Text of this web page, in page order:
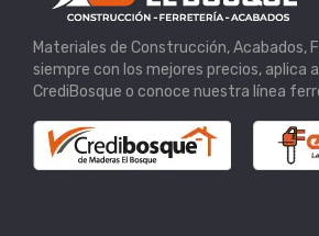
Materiales de Construcción, Acabados,
siempre con los mejores precios, aplica
CrediBosque o conoce nuestra línea